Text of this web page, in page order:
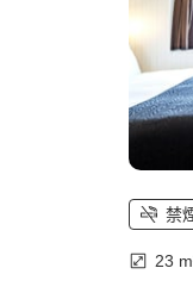
禁
23